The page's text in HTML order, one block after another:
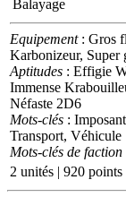
Balayage
Equipement: Gros
Karbonizeur, Super
Aptitudes : Effigie
Immense
Néfaste 2D6
Mots-clés :
Transport, Véhicule
Mots-clés de faction
2 unités | 920 points